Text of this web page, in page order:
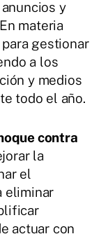
y
materia
gestionar
a los
y medios
todo el año.
contra
la
el
eliminar
actuar con